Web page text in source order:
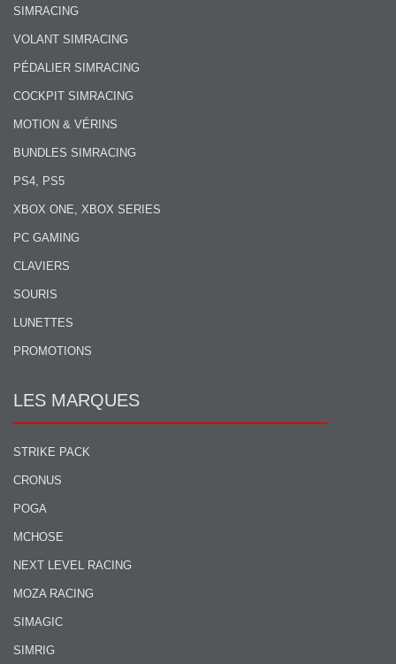
SIMRACING
VOLANT SIMRACING
PÉDALIER SIMRACING
COCKPIT SIMRACING
MOTION & VÉRINS
BUNDLES SIMRACING
PS4, PS5
XBOX ONE, XBOX SERIES
PC GAMING
CLAVIERS
SOURIS
LUNETTES
PROMOTIONS
LES MARQUES
STRIKE PACK
CRONUS
POGA
MCHOSE
NEXT LEVEL RACING
MOZA RACING
SIMAGIC
SIMRIG